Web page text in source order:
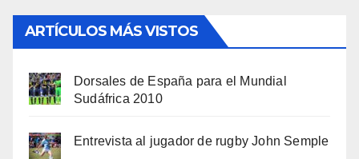
ARTÍCULOS MÁS VISTOS
Dorsales de España para el Mundial
Sudáfrica 2010
Entrevista al jugador de rugby John Semple